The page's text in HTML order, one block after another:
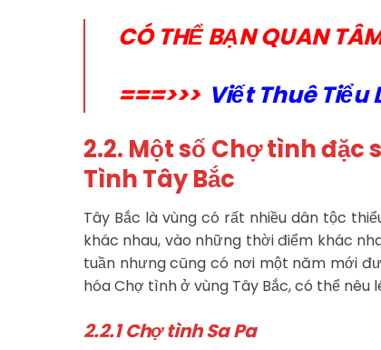
CÓ THỂ BẠN QUAN
===>>> Viết Thuê Tiểu
2.2. Một số Chợ tình đặc
Tình Tây Bắc
Tây Bắc là vùng có rất nhiều dân tộc
khác nhau, vào những thời điểm khác
tuần nhưng cũng có nơi một năm mới
hóa Chợ tình ở vùng Tây Bắc, có thể nêu
2.2.1 Chợ tình Sa Pa